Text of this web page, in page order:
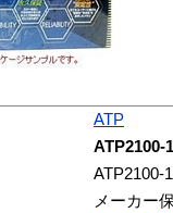
ATP
ATP2100-
ATP2100-
メーカー